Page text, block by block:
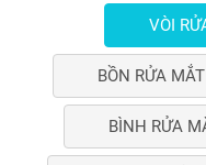
VÒI
BỒN RỬA
BÌNH RỬA